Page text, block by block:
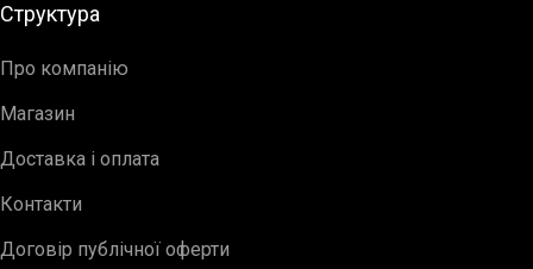
Структура
Про компанію
Магазин
Доставка і оплата
Контакти
Договір публічної оферти